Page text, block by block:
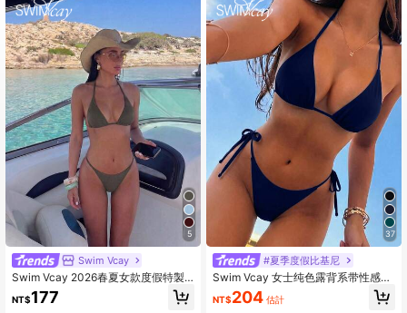
4.90
4.90 136K 追蹤者
136K 追蹤者
4.90 136K 追蹤者
4.90 136K 追蹤者
136K 追蹤者
5
Swim Vcay
Swim Vcay 2026春夏女款度假特製
面料細肩帶掛脖灰色性感丁字褲比基
尼兩件式泳衣
NT$177
37
#夏季度假比基尼
Swim Vcay 女士纯色露背系带性感丁
字裤比基尼套装
NT$204 估計